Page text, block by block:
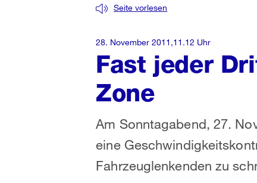
Fast jeder
Zone
Seite vorlesen
Am Sonntagabend, 27.
eine
Fahrzeuglenkenden zu
28. November 2011,11.12 Uhr